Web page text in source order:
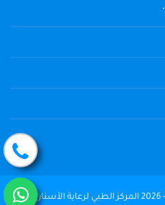
جميع الحقوق محفوظة © 2004 - 2026 المركز الطبي لرعاية الأسنان The